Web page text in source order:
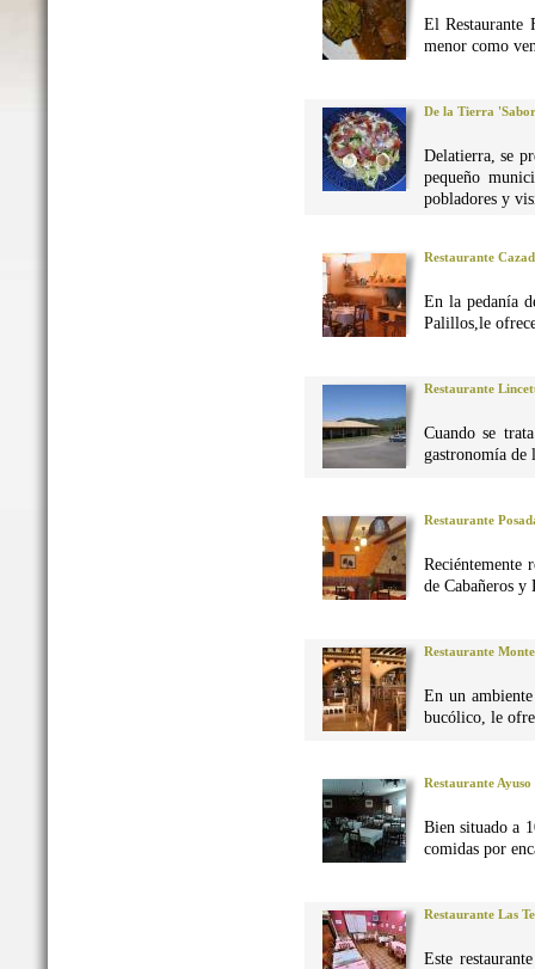
El Restaurante
menor como
De la Tierra
Delatierra, se
pequeño
pobladores y
Restaurante
En la pedanía
Palillos,le
Restaurante
Cuando se
gastronomía de
Restaurante
Reciéntemente
de Cabañeros y
Restaurante
En un
bucólico, le
Restaurante Ayuso
Bien situado a
comidas por
Restaurante Las
Este